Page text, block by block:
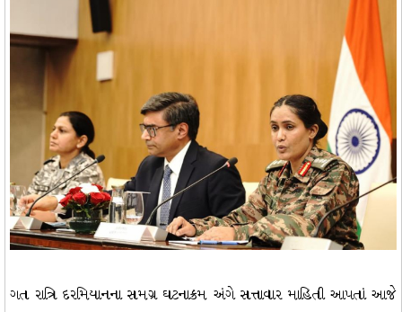
ગત રાત્રિ દરમિયાનના સમગ્ર ઘટનાક્રમ અંગે સત્તાવાર માહિતી આપતાં આજે